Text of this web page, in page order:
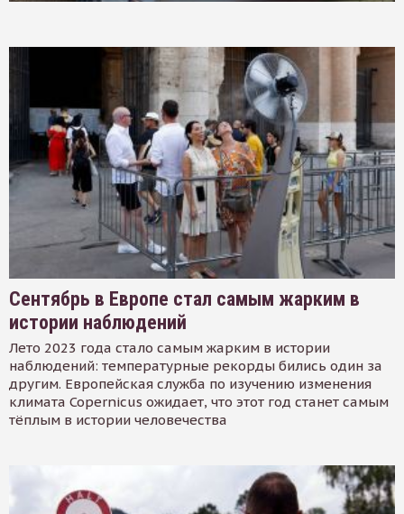
Сентябрь в Европе стал самым жарким в
истории наблюдений
Лето 2023 года стало самым жарким в истории
наблюдений: температурные рекорды бились один за
другим. Европейская служба по изучению изменения
климата Copernicus ожидает, что этот год станет самым
тёплым в истории человечества